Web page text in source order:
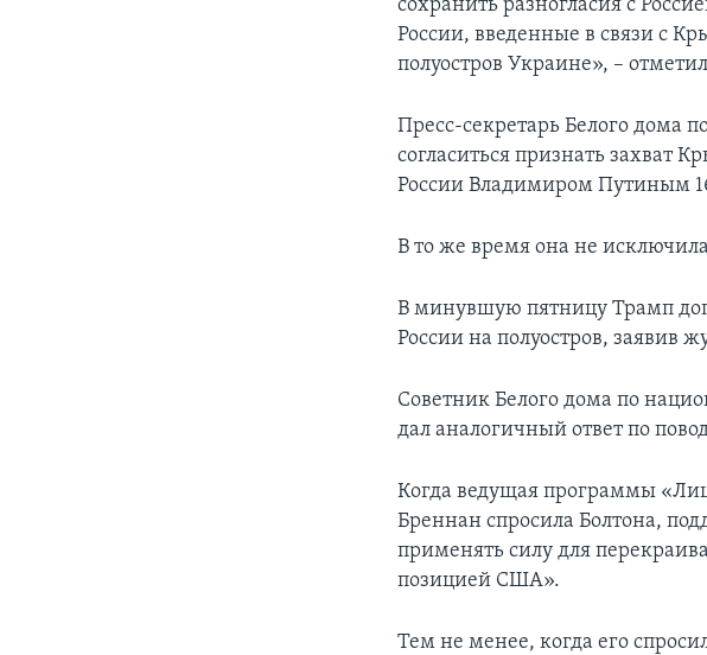
сохранить разногласия с
России, введенные в связи с
полуостров Украине», –
Пресс-секретарь Белого дома
согласиться признать захват
России Владимиром Путиным
В то же время она не
В минувшую пятницу Трамп
России на полуостров, заявив
Советник Белого дома по
дал аналогичный ответ по
Когда ведущая программы
Бреннан спросила Болтона,
применять силу для
позицией США».
Тем не менее, когда его